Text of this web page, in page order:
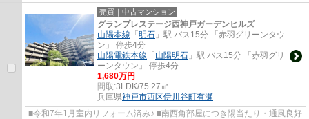
売買｜中古マンション
グランプレステージ西神戸ガーデンヒルズ
山陽本線 「明石 」駅 バス15分 「赤羽グリーンタウ
ン」 停歩4分
山陽電鉄本線 「山陽明石 」駅 バス15分 「赤羽グリ
ーンタウン」 停歩4分
1,680万円
間取:3LDK/75.27㎡
兵庫県神戸市西区伊川谷町有瀬
■令和7年1月室内リフォーム済み♪ ■南西角部屋につき陽当たり・通風良好